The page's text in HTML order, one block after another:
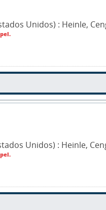
Unidos) : Heinle,
Unidos) : Heinle,